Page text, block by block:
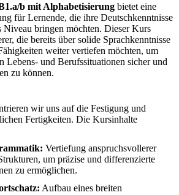
b mit Alphabetisierung bietet eine
für Lernende, die ihre Deutschkenntnisse
Niveau bringen möchten. Dieser Kurs
die bereits über solide Sprachkenntnisse
weiter vertiefen möchten, um
Lebens- und Berufssituationen sicher und
zu können.
wir uns auf die Festigung und
Fertigkeiten. Die Kursinhalte
Vertiefung anspruchsvollerer
um präzise und differenzierte
zu ermöglichen.
Aufbau eines breiten